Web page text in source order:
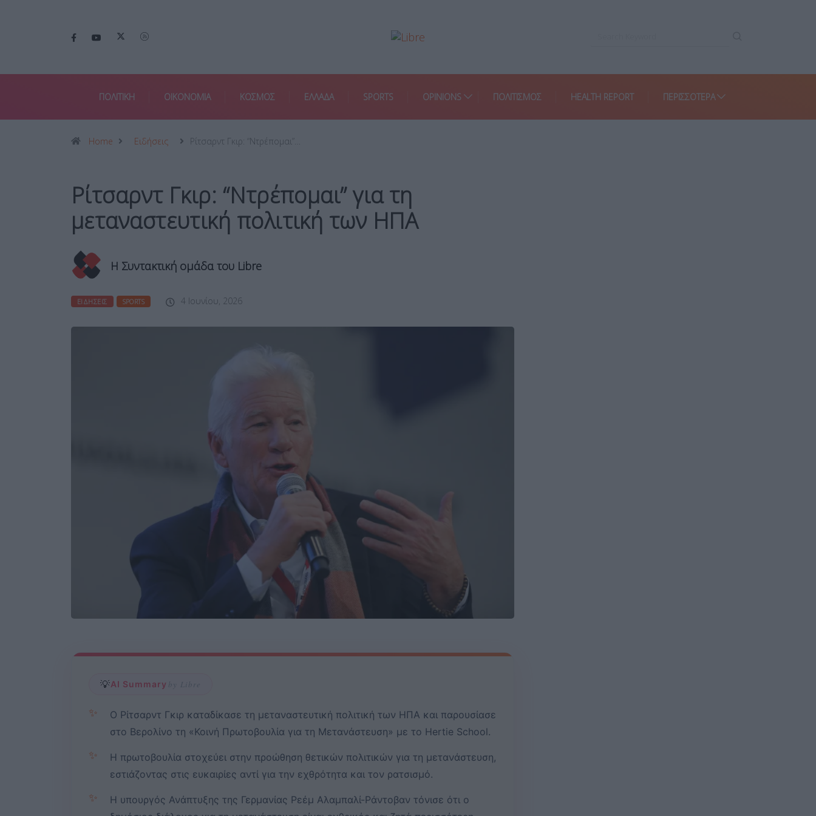
ΠΟΛΙΤΙΚΗ ΟΙΚΟΝΟΜΙΑ ΚΟΣΜΟΣ ΕΛΛΑΔΑ SPORTS OPINIONS ΠΟΛΙΤΙΣΜΟΣ HEALTH REPORT ΠΕΡΙΣΣΌΤΕΡΑ
Home Ειδήσεις Ρίτσαρντ Γκιρ: “Ντρέπομαι”…
Ρίτσαρντ Γκιρ: “Ντρέπομαι” για τη
μεταναστευτική πολιτική των ΗΠΑ
Η Συντακτική ομάδα του Libre
ΕΙΔΉΣΕΙΣ SPORTS 4 Ιουνίου, 2026
💡AI Summary by Libre
✨
Ο Ρίτσαρντ Γκιρ καταδίκασε τη μεταναστευτική πολιτική των ΗΠΑ και παρουσίασε
στο Βερολίνο τη «Κοινή Πρωτοβουλία για τη Μετανάστευση» με το Hertie School.
✨
Η πρωτοβουλία στοχεύει στην προώθηση θετικών πολιτικών για τη μετανάστευση,
εστιάζοντας στις ευκαιρίες αντί για την εχθρότητα και τον ρατσισμό.
✨
Η υπουργός Ανάπτυξης της Γερμανίας Ρεέμ Αλαμπαλί-Ράντοβαν τόνισε ότι ο